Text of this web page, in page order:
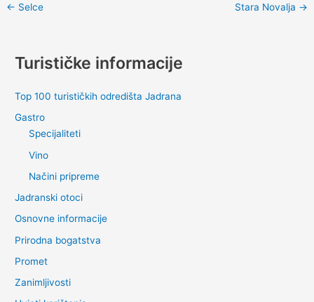
← Selce Stara Novalja →
Turističke informacije
Top 100 turističkih odredišta Jadrana
Gastro
Specijaliteti
Vino
Načini pripreme
Jadranski otoci
Osnovne informacije
Prirodna bogatstva
Promet
Zanimljivosti